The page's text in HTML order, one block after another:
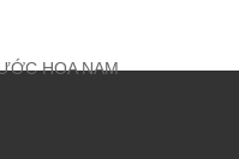
HOA NAM